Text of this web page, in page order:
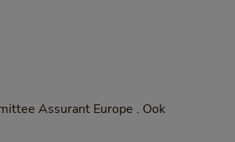
Assurant Europe . Ook